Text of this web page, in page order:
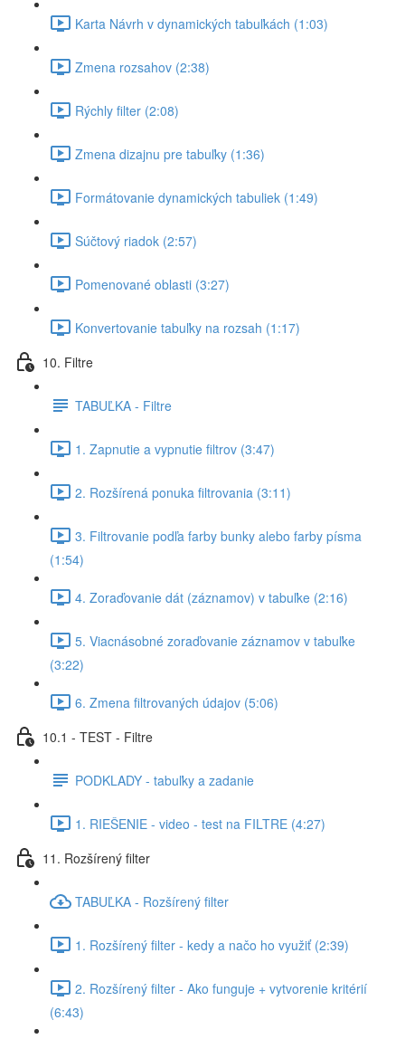
Karta Návrh v dynamických tabuľkách (1:03)
Zmena rozsahov (2:38)
Rýchly filter (2:08)
Zmena dizajnu pre tabuľky (1:36)
Formátovanie dynamických tabuliek (1:49)
Súčtový riadok (2:57)
Pomenované oblasti (3:27)
Konvertovanie tabuľky na rozsah (1:17)
10. Filtre
TABUĽKA - Filtre
1. Zapnutie a vypnutie filtrov (3:47)
2. Rozšírená ponuka filtrovania (3:11)
3. Filtrovanie podľa farby bunky alebo farby písma
(1:54)
4. Zoraďovanie dát (záznamov) v tabuľke (2:16)
5. Viacnásobné zoraďovanie záznamov v tabuľke
(3:22)
6. Zmena filtrovaných údajov (5:06)
10.1 - TEST - Filtre
PODKLADY - tabuľky a zadanie
1. RIEŠENIE - video - test na FILTRE (4:27)
11. Rozšírený filter
TABUĽKA - Rozšírený filter
1. Rozšírený filter - kedy a načo ho využiť (2:39)
2. Rozšírený filter - Ako funguje + vytvorenie kritérií
(6:43)